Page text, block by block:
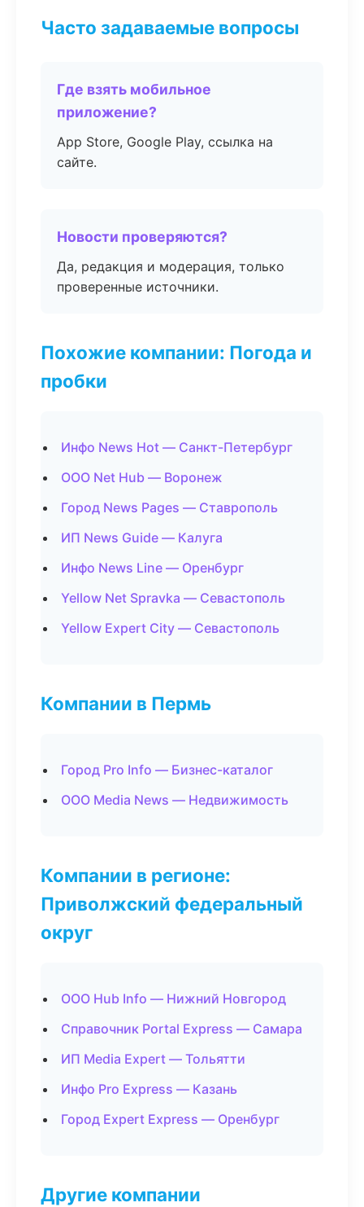
Часто задаваемые вопросы
Где взять мобильное
приложение?
App Store, Google Play, ссылка на
сайте.
Новости проверяются?
Да, редакция и модерация, только
проверенные источники.
Похожие компании: Погода и
пробки
Инфо News Hot — Санкт-Петербург
ООО Net Hub — Воронеж
Город News Pages — Ставрополь
ИП News Guide — Калуга
Инфо News Line — Оренбург
Yellow Net Spravka — Севастополь
Yellow Expert City — Севастополь
Компании в Пермь
Город Pro Info — Бизнес-каталог
ООО Media News — Недвижимость
Компании в регионе:
Приволжский федеральный
округ
ООО Hub Info — Нижний Новгород
Справочник Portal Express — Самара
ИП Media Expert — Тольятти
Инфо Pro Express — Казань
Город Expert Express — Оренбург
Другие компании